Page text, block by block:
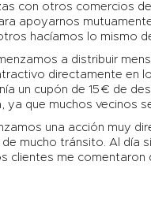
con otros comercios
apoyarnos
hacíamos lo mismo
a distribuir
directamente en
un cupón de 15 € de
que muchos vecinos
una acción muy
mucho tránsito. Al día
clientes me comentaron